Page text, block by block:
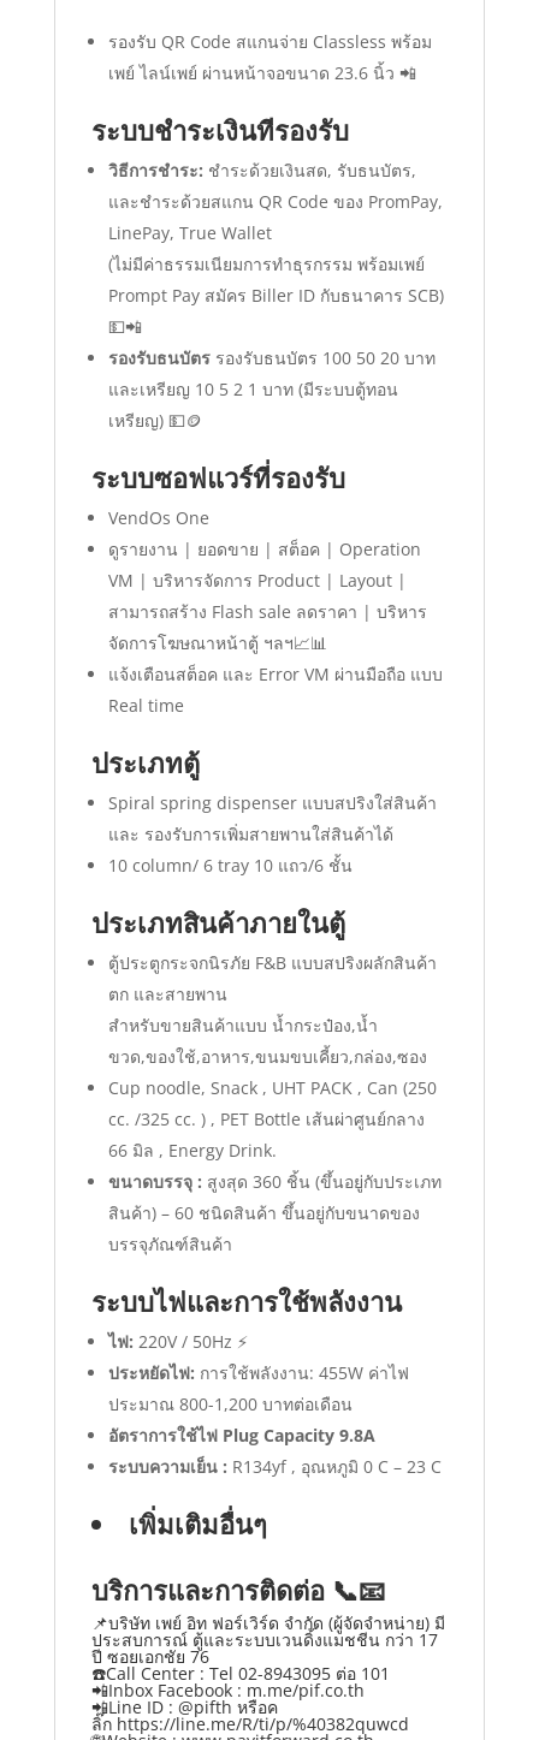
รองรับ QR Code สแกนจ่าย Classless พร้อม
เพย์ ไลน์เพย์ ผ่านหน้าจอขนาด 23.6 นิ้ว 📲
ระบบชำระเงินทีรองรับ
วิธีการชำระ: ชำระด้วยเงินสด, รับธนบัตร,
และชำระด้วยสแกน QR Code ของ PromPay,
LinePay, True Wallet
(ไม่มีค่าธรรมเนียมการทำธุรกรรม พร้อมเพย์
Prompt Pay สมัคร Biller ID กับธนาคาร SCB)
💵📲
รองรับธนบัตร รองรับธนบัตร 100 50 20 บาท
และเหรียญ 10 5 2 1 บาท (มีระบบตู้ทอน
เหรียญ) 💵🪙
ระบบซอฟแวร์ที่รองรับ
VendOs One
ดูรายงาน | ยอดขาย | สต็อค | Operation
VM | บริหารจัดการ Product | Layout |
สามารถสร้าง Flash sale ลดราคา | บริหาร
จัดการโฆษณาหน้าตู้ ฯลฯ📈📊
แจ้งเตือนสต็อค และ Error VM ผ่านมือถือ แบบ
Real time
ประเภทตู้
Spiral spring dispenser แบบสปริงใส่สินค้า
และ รองรับการเพิ่มสายพานใส่สินค้าได้
10 column/ 6 tray 10 แถว/6 ชั้น
ประเภทสินค้าภายในตู้
ตู้ประตูกระจกนิรภัย F&B แบบสปริงผลักสินค้า
ตก และสายพาน
สำหรับขายสินค้าแบบ น้ำกระป๋อง,น้ำ
ขวด,ของใช้,อาหาร,ขนมขบเคี้ยว,กล่อง,ซอง
Cup noodle, Snack , UHT PACK , Can (250
cc. /325 cc. ) , PET Bottle เส้นผ่าศูนย์กลาง
66 มิล , Energy Drink.
ขนาดบรรจุ : สูงสุด 360 ชิ้น (ขึ้นอยู่กับประเภท
สินค้า) – 60 ชนิดสินค้า ขึ้นอยู่กับขนาดของ
บรรจุภัณฑ์สินค้า
ระบบไฟและการใช้พลังงาน
ไฟ: 220V / 50Hz ⚡
ประหยัดไฟ: การใช้พลังงาน: 455W ค่าไฟ
ประมาณ 800-1,200 บาทต่อเดือน
อัตราการใช้ไฟ Plug Capacity 9.8A
ระบบความเย็น : R134yf , อุณหภูมิ 0 C – 23 C
เพิ่มเติมอื่นๆ
บริการและการติดต่อ 📞📧
📌บริษัท เพย์ อิท ฟอร์เวิร์ด จำกัด (ผู้จัดจำหน่าย) มี
ประสบการณ์ ตู้และระบบเวนดิ้งแมชชีน กว่า 17
ปี ซอยเอกชัย 76
☎️Call Center : Tel 02-8943095 ต่อ 101
📲Inbox Facebook : m.me/pif.co.th
📲Line ID : @pifth หรือค
ลิ๊ก https://line.me/R/ti/p/%40382quwcd